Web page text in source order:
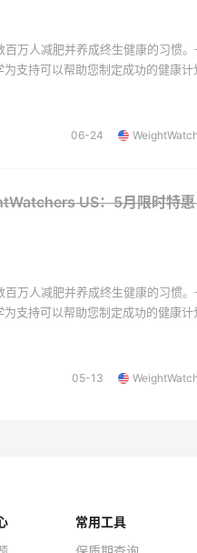
百万人减肥并养成终生健康的习惯
支持可以帮助您制定成功的健康
06-24
US：5月限时特
百万人减肥并养成终生健康的习惯
支持可以帮助您制定成功的健康
05-13
常用工具